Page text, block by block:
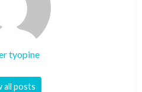
tyopine
all posts